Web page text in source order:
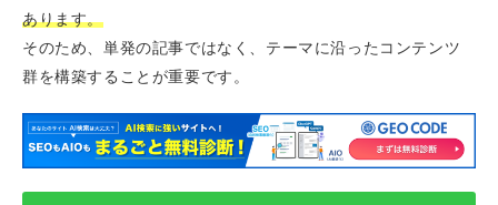
あります。
そのため、単発の記事ではなく、テーマに沿ったコンテンツ
群を構築することが重要です。